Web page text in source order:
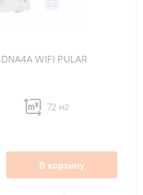
WIFI PULAR
72 м2
В корзину